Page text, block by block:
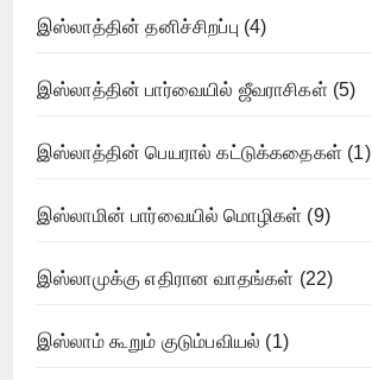
இஸ்லாத்தின் தனிச்சிறப்பு (4)
இஸ்லாத்தின் பார்வையில் ஜீவராசிகள் (5)
இஸ்லாத்தின் பெயரால் கட்டுக்கதைகள் (1)
இஸ்லாமின் பார்வையில் மொழிகள் (9)
இஸ்லாமுக்கு எதிரான வாதங்கள் (22)
இஸ்லாம் கூறும் குடும்பவியல் (1)